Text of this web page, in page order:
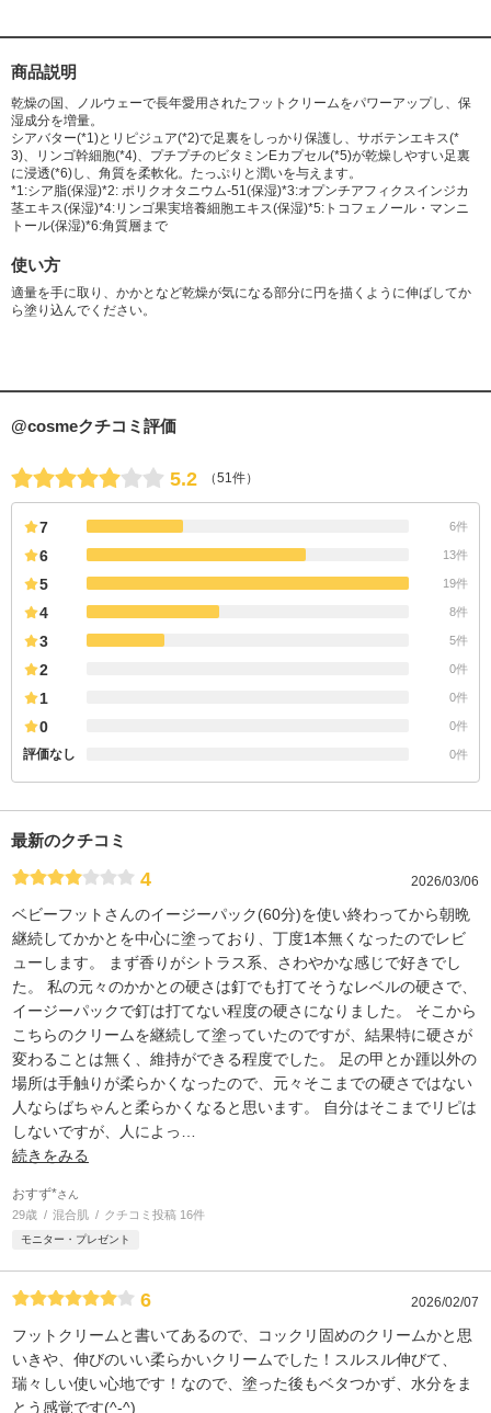
商品説明
乾燥の国、ノルウェーで長年愛用されたフットクリームをパワーアップし、保
湿成分を増量。
シアバター(*1)とリピジュア(*2)で足裏をしっかり保護し、サボテンエキス(*
3)、リンゴ幹細胞(*4)、プチプチのビタミンEカプセル(*5)が乾燥しやすい足裏
に浸透(*6)し、角質を柔軟化。たっぷりと潤いを与えます。
*1:シア脂(保湿)*2: ポリクオタニウム-51(保湿)*3:オプンチアフィクスインジカ
茎エキス(保湿)*4:リンゴ果実培養細胞エキス(保湿)*5:トコフェノール・マンニ
トール(保湿)*6:角質層まで
使い方
適量を手に取り、かかとなど乾燥が気になる部分に円を描くように伸ばしてか
ら塗り込んでください。
@cosmeクチコミ評価
5.2 （51件）
7 6件
6 13件
5 19件
4 8件
3 5件
2 0件
1 0件
0 0件
評価なし 0件
最新のクチコミ
4 2026/03/06
ベビーフットさんのイージーパック(60分)を使い終わってから朝晩
継続してかかとを中心に塗っており、丁度1本無くなったのでレビ
ューします。 まず香りがシトラス系、さわやかな感じで好きでし
た。 私の元々のかかとの硬さは釘でも打てそうなレベルの硬さで、
イージーパックで釘は打てない程度の硬さになりました。 そこから
こちらのクリームを継続して塗っていたのですが、結果特に硬さが
変わることは無く、維持ができる程度でした。 足の甲とか踵以外の
場所は手触りが柔らかくなったので、元々そこまでの硬さではない
人ならばちゃんと柔らかくなると思います。 自分はそこまでリピは
しないですが、人によっ
続きをみる
おすず*さん
29歳 混合肌 クチコミ投稿 16件
モニター・プレゼント
6 2026/02/07
フットクリームと書いてあるので、コックリ固めのクリームかと思
いきや、伸びのいい柔らかいクリームでした！スルスル伸びて、
瑞々しい使い心地です！なので、塗った後もベタつかず、水分をま
とう感覚です(^-^)